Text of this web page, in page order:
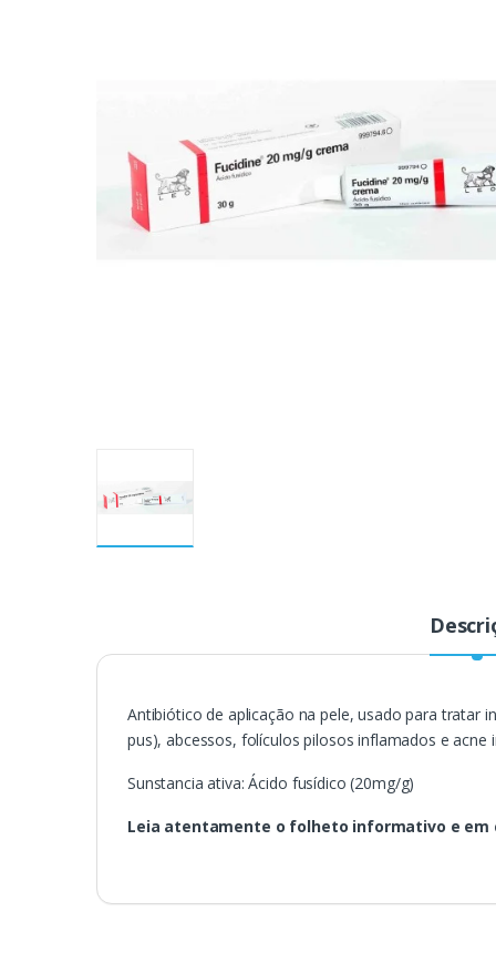
Antibiótico de aplicação na pele, usado para tratar
pus), abcessos, folículos pilosos inflamados e
Sunstancia ativa: Ácido fusídico (20mg/g)
Leia atentamente o folheto informativo e em